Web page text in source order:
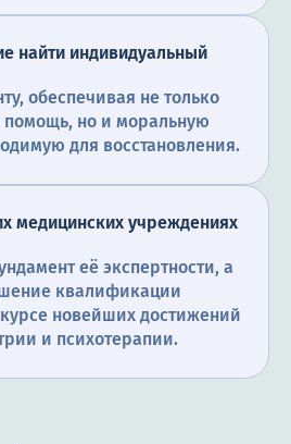
найти индивидуальный
обеспечивая не только
помощь, но и моральную
для восстановления.
медицинских учреждениях
её экспертности, а
квалификации
новейших достижений
и психотерапии.